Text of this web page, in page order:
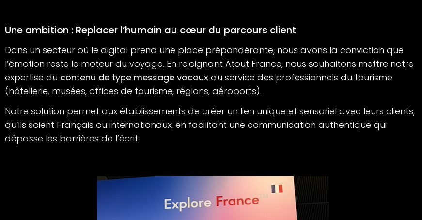
Une ambition : Replacer l’humain au cœur du parcours client
Dans un secteur où le digital prend une place prépondérante, nous avons la conviction que
l’émotion reste le moteur du voyage. En rejoignant Atout France, nous souhaitons mettre notre
expertise du contenu de type message vocaux au service des professionnels du tourisme
(hôtellerie, musées, offices de tourisme, régions, aéroports).
Notre solution permet aux établissements de créer un lien unique et sensoriel avec leurs clients,
qu’ils soient Français ou internationaux, en facilitant une communication authentique qui
dépasse les barrières de l’écrit.